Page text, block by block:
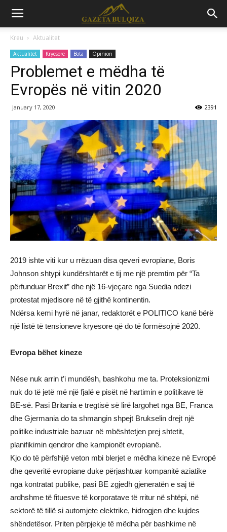
Kreu Aktualitet
Aktualitet Kryesore Bota Opinion
Problemet e mëdha të
Evropës në vitin 2020
January 17, 2020 2391
2019 ishte viti kur u rrëzuan disa qeveri evropiane, Boris
Johnson shtypi kundërshtarët e tij me një premtim për “Ta
përfunduar Brexit” dhe një 16-vjeçare nga Suedia ndezi
protestat mjedisore në të gjithë kontinentin.
Ndërsa kemi hyrë në janar, redaktorët e POLITICO kanë bërë
një listë të tensioneve kryesore që do të formësojnë 2020.
Evropa bëhet kineze
Nëse nuk arrin t’i mundësh, bashkohu me ta. Proteksionizmi
nuk do të jetë më një fjalë e pisët në hartimin e politikave të
BE-së. Pasi Britania e tregtisë së lirë largohet nga BE, Franca
dhe Gjermania do ta shmangin shpejt Brukselin drejt një
politike industriale bazuar në mbështetjen prej shtetit,
planifikimin qendror dhe kampionët evropianë.
Kjo do të përfshijë veton mbi blerjet e mëdha kineze në Evropë
dhe qeveritë evropiane duke përjashtuar kompanitë aziatike
nga kontratat publike, pasi BE zgjedh gjeneratën e saj të
ardhshme të fituesve të korporatave të rritur në shtëpi, në
sektorë të tillë si automjete elektrike, hidrogjen dhe kujdes
shëndetësor. Priten përpjekje të mëdha për bashkime në